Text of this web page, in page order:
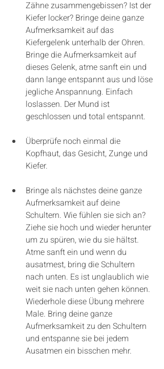
Zähne zusammengebissen? Ist der
Kiefer locker? Bringe deine ganze
Aufmerksamkeit auf das
Kiefergelenk unterhalb der Ohren.
Bringe die Aufmerksamkeit auf
dieses Gelenk, atme sanft ein und
dann lange entspannt aus und löse
jegliche Anspannung. Einfach
loslassen. Der Mund ist
geschlossen und total entspannt.
Überprüfe noch einmal die
Kopfhaut, das Gesicht, Zunge und
Kiefer.
Bringe als nächstes deine ganze
Aufmerksamkeit auf deine
Schultern. Wie fühlen sie sich an?
Ziehe sie hoch und wieder herunter
um zu spüren, wie du sie hältst.
Atme sanft ein und wenn du
ausatmest, bring die Schultern
nach unten. Es ist unglaublich wie
weit sie nach unten gehen können.
Wiederhole diese Übung mehrere
Male. Bring deine ganze
Aufmerksamkeit zu den Schultern
und entspanne sie bei jedem
Ausatmen ein bisschen mehr.